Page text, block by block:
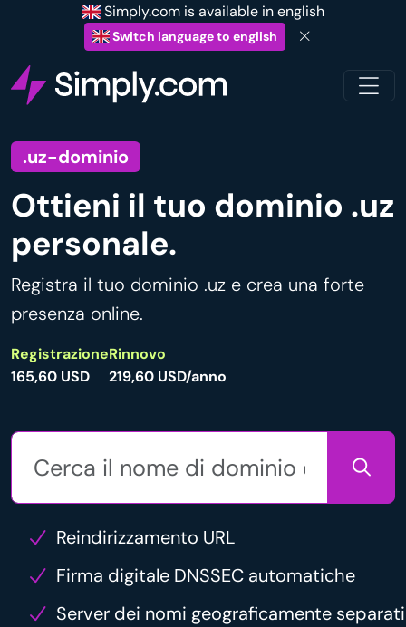
Simply.com is available in english
Switch language to english
.uz-dominio
Ottieni il tuo dominio .uz
personale.
Registra il tuo dominio .uz e crea una forte
presenza online.
Registrazione
165,60 USD
Rinnovo
219,60 USD/anno
Reindirizzamento URL
Firma digitale DNSSEC automatiche
Server dei nomi geograficamente separati